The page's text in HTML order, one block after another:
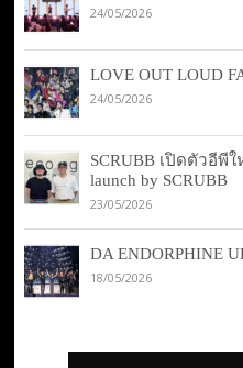
24/05/2026
LOVE OUT LOUD
24/05/2026
SCRUBB เปิดตัวอีพีใ
launch by SCRUBB
23/05/2026
DA ENDORPHINE
18/05/2026